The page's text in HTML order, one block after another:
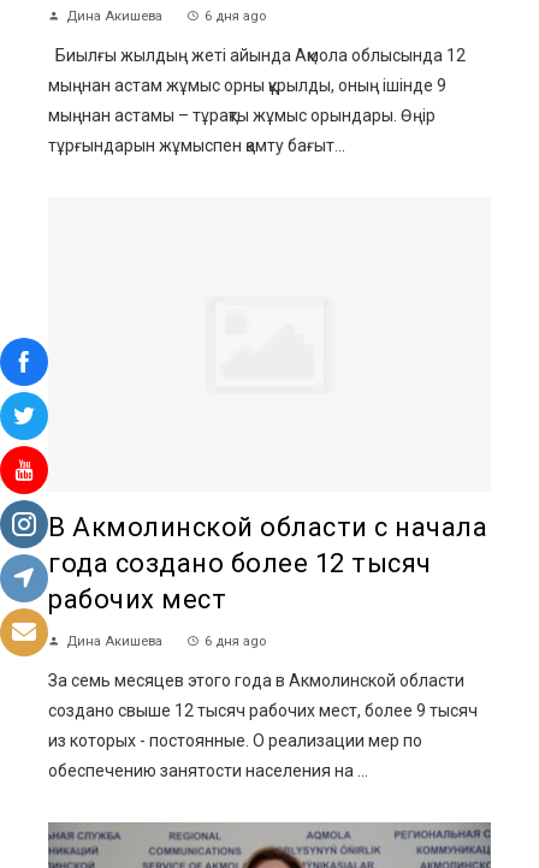
Дина Акишева 6 дня ago
Биылғы жылдың жеті айында Ақмола облысында 12
мыңнан астам жұмыс орны құрылды, оның ішінде 9
мыңнан астамы – тұрақты жұмыс орындары. Өңір
тұрғындарын жұмыспен қамту бағыт...
В Акмолинской области с начала
года создано более 12 тысяч
рабочих мест
Дина Акишева 6 дня ago
За семь месяцев этого года в Акмолинской области
создано свыше 12 тысяч рабочих мест, более 9 тысяч
из которых - постоянные. О реализации мер по
обеспечению занятости населения на ...